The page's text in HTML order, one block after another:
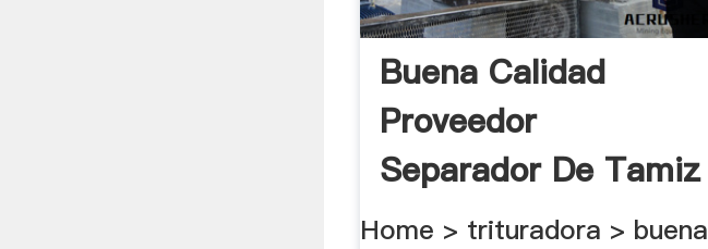
Buena Calidad
Proveedor
Separador De Tamiz
.
Home > trituradora > buena